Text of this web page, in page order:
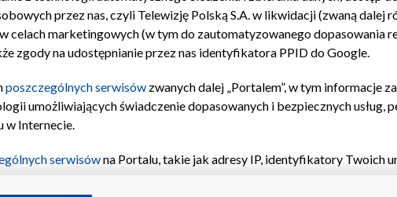
przez nas, czyli Telewizję Polską S.A. w likwidacji (zwaną dalej
celach marketingowych (w tym do zautomatyzowanego dopasowania
zgody na udostępnianie przez nas identyfikatora PPID do Google.
poszczególnych serwisów zwanych dalej „Portalem”, w tym informacje
umożliwiających świadczenie dopasowanych i bezpiecznych usług,
w Internecie.
serwisówna Portalu, takie jak adresy IP, identyfikatory Twoich